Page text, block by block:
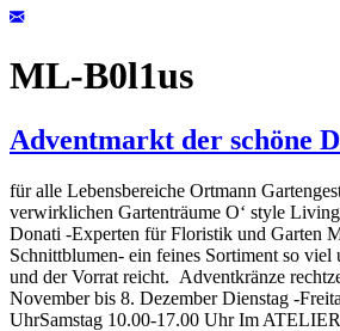
ML-B0l1us
Adventmarkt der schöne
für alle Lebensbereiche Ortmann
verwirklichen Gartenträume O‘ style
Donati -Experten für Floristik und Garten
Schnittblumen- ein feines Sortiment so viel
und der Vorrat reicht. Adventkränze
November bis 8. Dezember Dienstag -
UhrSamstag 10.00-17.00 Uhr Im